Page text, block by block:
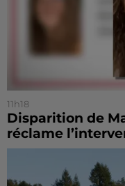
11h18
Disparition de
réclame